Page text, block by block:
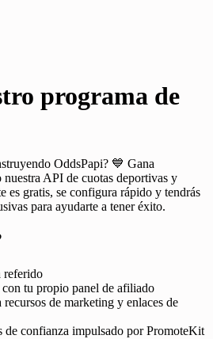
programa de
OddsPapi? 💙 Gana
API de cuotas deportivas y
es gratis, se configura rápido y tendrás
para ayudarte a tener éxito.
referido
tu propio panel de afiliado
recursos de marketing y enlaces de
de confianza impulsado por PromoteKit